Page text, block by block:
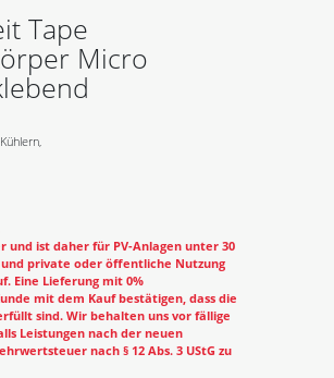
Tape
Micro
und ist daher für PV-Anlagen unter 30
private oder öffentliche Nutzung
Eine Lieferung mit 0%
mit dem Kauf bestätigen, dass die
sind. Wir behalten uns vor fällige
Leistungen nach der neuen
nach § 12 Abs. 3 UStG zu